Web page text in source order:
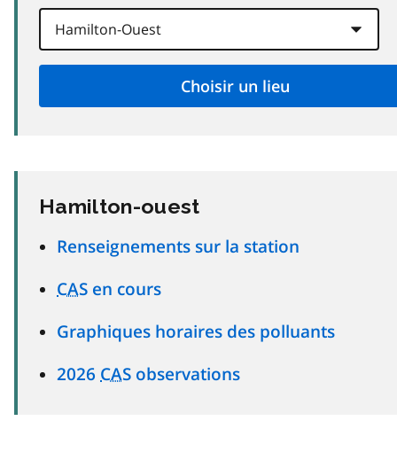
Hamilton-ouest
Renseignements sur la station
CAS en cours
Graphiques horaires des polluants
2026 CAS observations